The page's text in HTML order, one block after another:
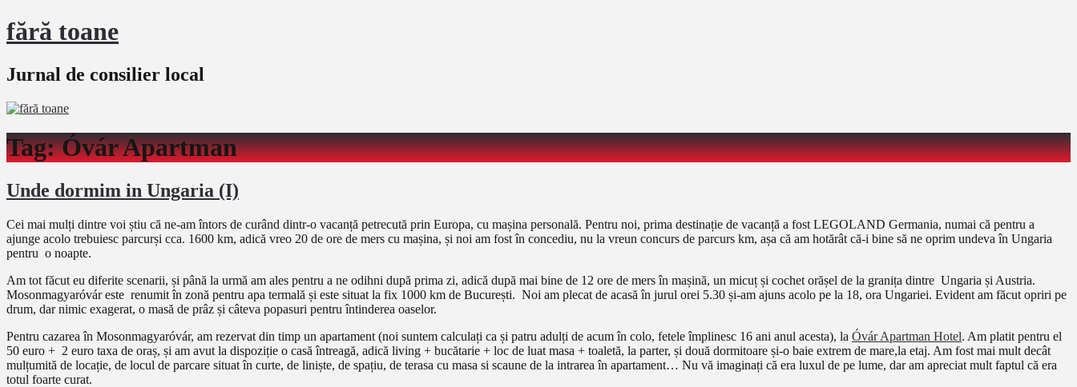
fără toane
Jurnal de consilier local
Tag:Óvár Apartman
Unde dormim in Ungaria (I)
Cei mai mulți dintre voi știu că ne-am întors de curând dintr-o vacanță petrecută prin Europa, cu mașina personală. Pentru noi, prima destinație de vacanță a fost LEGOLAND Germania, numai că pentru a
ajunge acolo trebuiesc parcurși cca. 1600 km, adică vreo 20 de ore de mers cu mașina, și noi am fost în concediu, nu la vreun concurs de parcurs km, așa că am hotărât că-i bine să ne oprim undeva în Ungaria
pentru o noapte.
Am tot făcut eu diferite scenarii, și până la urmă am ales pentru a ne odihni după prima zi, adică după mai bine de 12 ore de mers în mașină, un micuț și cochet orășel de la granița dintre Ungaria și Austria.
Mosonmagyaróvár este renumit în zonă pentru apa termală și este situat la fix 1000 km de București. Noi am plecat de acasă în jurul orei 5.30 și-am ajuns acolo pe la 18, ora Ungariei. Evident am făcut opriri pe
drum, dar nimic exagerat, o masă de prâz și câteva popasuri pentru întinderea oaselor.
Pentru cazarea în Mosonmagyaróvár, am rezervat din timp un apartament (noi suntem calculați ca și patru adulți de acum în colo, fetele împlinesc 16 ani anul acesta), la Óvár Apartman Hotel. Am platit pentru el
50 euro + 2 euro taxa de oraș, și am avut la dispoziție o casă întreagă, adică living + bucătarie + loc de luat masa + toaletă, la parter, și două dormitoare și-o baie extrem de mare,la etaj. Am fost mai mult decât
mulțumită de locație, de locul de parcare situat în curte, de liniște, de spațiu, de terasa cu masa si scaune de la intrarea în apartament… Nu vă imaginați că era luxul de pe lume, dar am apreciat mult faptul că era
totul foarte curat.